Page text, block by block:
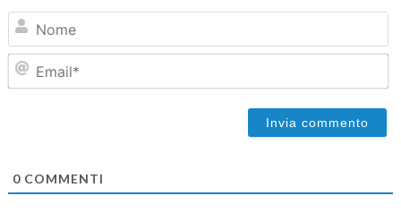
0COMMENTI